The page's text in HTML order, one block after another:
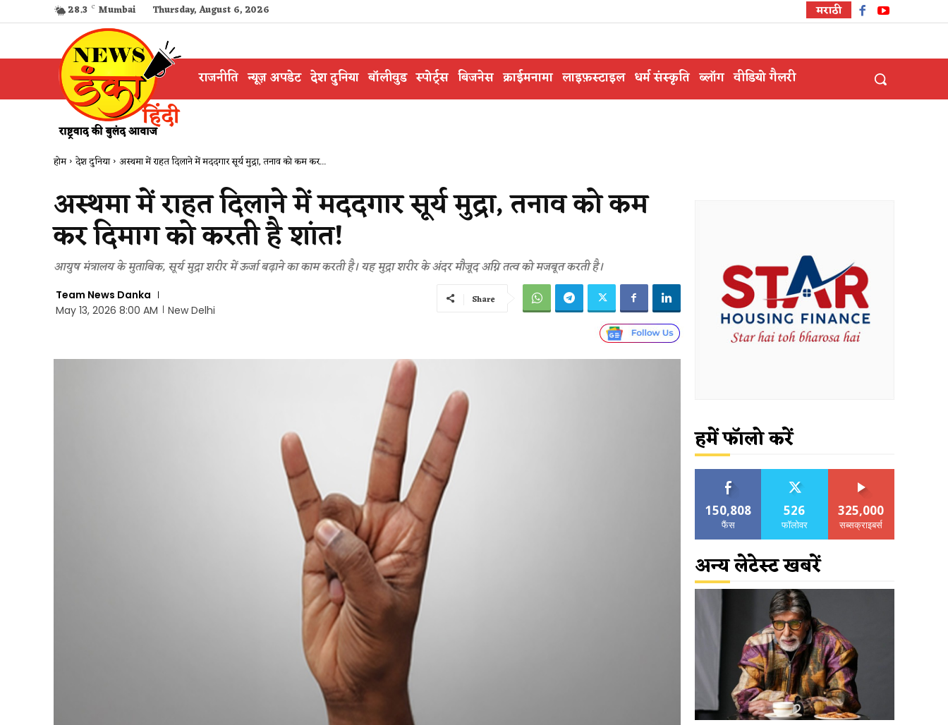
28.3 C Mumbai Thursday, August 6, 2026 मराठी
राजनीति न्यूज़ अपडेट देश दुनिया बॉलीवुड स्पोर्ट्स बिजनेस क्राईमनामा लाइफ़स्टाइल धर्म संस्कृति ब्लॉग वीडियो गैलरी
होम देश दुनिया अस्थमा में राहत दिलाने में मददगार सूर्य मुद्रा, तनाव को कम कर...
अस्थमा में राहत दिलाने में मददगार सूर्य मुद्रा, तनाव को कम
कर दिमाग को करती है शांत!
आयुष मंत्रालय के मुताबिक, सूर्य मुद्रा शरीर में ऊर्जा बढ़ाने का काम करती है। यह मुद्रा शरीर के अंदर मौजूद अग्नि तत्व को मजबूत करती है।
Team News Danka
May 13, 2026 8:00 AM
New Delhi
Share
हमें फॉलो करें
150,808
फैंस
526
फॉलोवर
325,000
सब्सक्राइबर्स
अन्य लेटेस्ट खबरें